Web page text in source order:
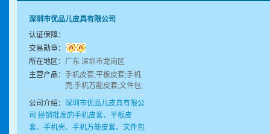
深圳市优品儿皮具有限公司
认证保障：
交易勋章：
所在地区： 广东 深圳市龙岗区
主营产品： 手机皮套;平板皮套;手机
壳;手机万能皮套;文件包;
手机保护套;万能皮套;通
用皮套;定制皮套;diy皮套
公司介绍： 深圳市优品儿皮具有限公
司 经销批发的手机皮套、平板皮
套、手机壳、手机万能皮套、文件包